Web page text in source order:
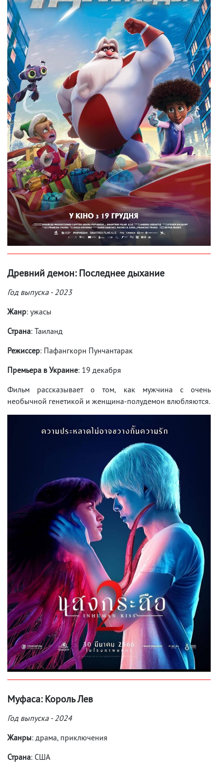
Древний демон: Последнее дыхание
Год выпуска - 2023
Жанр: ужасы
Страна: Таиланд
Режиссер: Пафангкорн Пунчантарак
Премьера в Украине: 19 декабря
Фильм рассказывает о том, как мужчина с очень
необычной генетикой и женщина-полудемон влюбляются.
Муфаса: Король Лев
Год выпуска - 2024
Жанры: драма, приключения
Страна: США